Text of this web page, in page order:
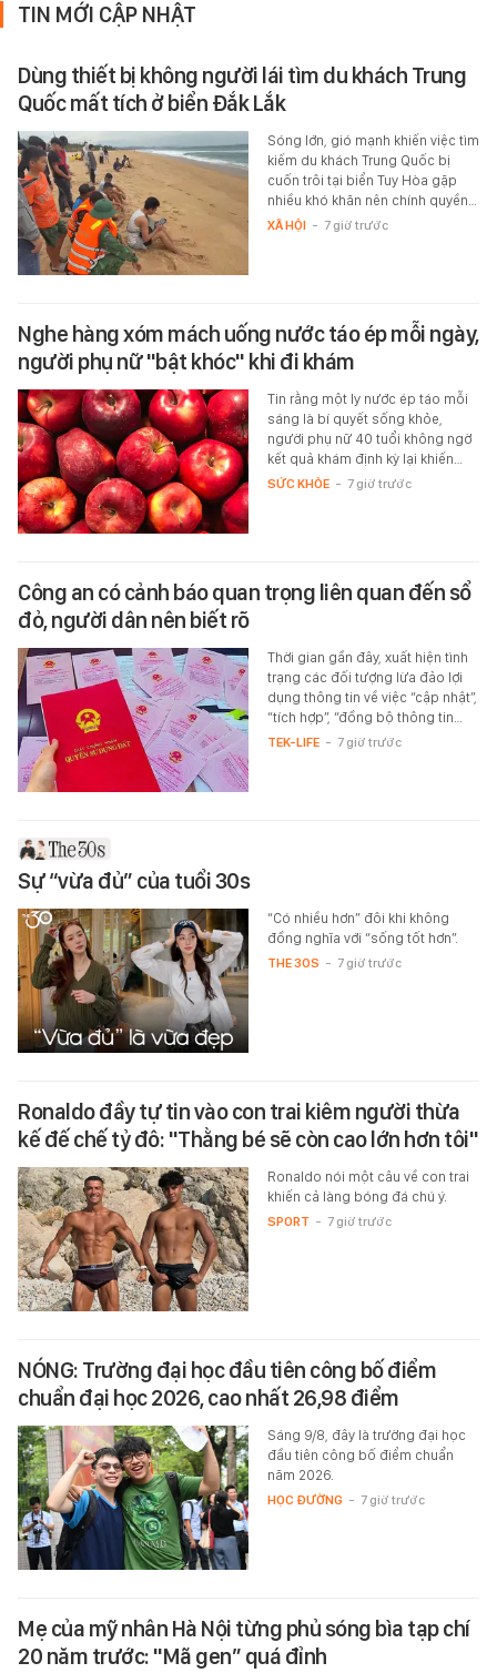
TIN MỚI CẬP NHẬT
Dùng thiết bị không người lái tìm du khách Trung
Quốc mất tích ở biển Đắk Lắk
Sóng lớn, gió mạnh khiến việc tìm
kiếm du khách Trung Quốc bị
cuốn trôi tại biển Tuy Hòa gặp
nhiều khó khăn nên chính quyền…
XÃ HỘI - 7 giờ trước
Nghe hàng xóm mách uống nước táo ép mỗi ngày,
người phụ nữ "bật khóc" khi đi khám
Tin rằng một ly nước ép táo mỗi
sáng là bí quyết sống khỏe,
người phụ nữ 40 tuổi không ngờ
kết quả khám định kỳ lại khiến…
SỨC KHỎE - 7 giờ trước
Công an có cảnh báo quan trọng liên quan đến sổ
đỏ, người dân nên biết rõ
Thời gian gần đây, xuất hiện tình
trạng các đối tượng lừa đảo lợi
dụng thông tin về việc “cập nhật”,
“tích hợp”, “đồng bộ thông tin…
TEK-LIFE - 7 giờ trước
Sự “vừa đủ” của tuổi 30s
“Có nhiều hơn” đôi khi không
đồng nghĩa với “sống tốt hơn”.
THE 30S - 7 giờ trước
Ronaldo đầy tự tin vào con trai kiêm người thừa
kế đế chế tỷ đô: "Thằng bé sẽ còn cao lớn hơn tôi"
Ronaldo nói một câu về con trai
khiến cả làng bóng đá chú ý.
SPORT - 7 giờ trước
NÓNG: Trường đại học đầu tiên công bố điểm
chuẩn đại học 2026, cao nhất 26,98 điểm
Sáng 9/8, đây là trường đại học
đầu tiên công bố điểm chuẩn
năm 2026.
HỌC ĐƯỜNG - 7 giờ trước
Mẹ của mỹ nhân Hà Nội từng phủ sóng bìa tạp chí
20 năm trước: "Mã gen” quá đỉnh